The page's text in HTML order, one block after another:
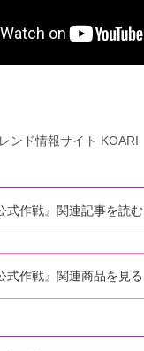
ンド情報サイト KOARI
式作戦』関連記事を読む
式作戦』関連商品を見る